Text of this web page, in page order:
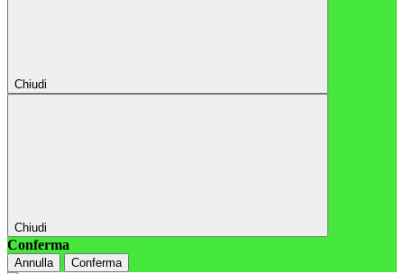
Chiudi
Chiudi
Conferma
Annulla Conferma